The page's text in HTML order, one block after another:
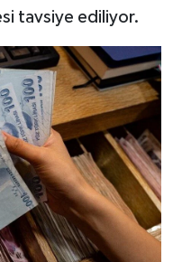
tavsiye ediliyor.